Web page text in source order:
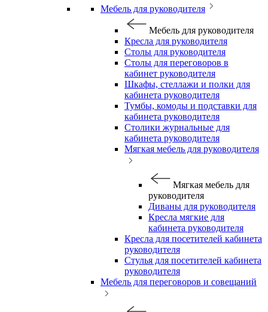
Мебель для руководителя
Мебель для руководителя
Кресла для руководителя
Столы для руководителя
Столы для переговоров в
кабинет руководителя
Шкафы, стеллажи и полки для
кабинета руководителя
Тумбы, комоды и подставки для
кабинета руководителя
Столики журнальные для
кабинета руководителя
Мягкая мебель для руководителя
Мягкая мебель для
руководителя
Диваны для руководителя
Кресла мягкие для
кабинета руководителя
Кресла для посетителей кабинета
руководителя
Стулья для посетителей кабинета
руководителя
Мебель для переговоров и совещаний